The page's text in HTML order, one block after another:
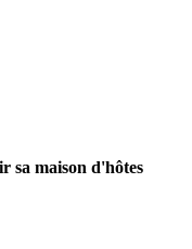
sa maison d'hôtes